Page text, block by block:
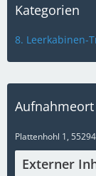
Kategorien
8. Leerkabinen-
Aufnahmeort
Plattenhohl 1,
Externer